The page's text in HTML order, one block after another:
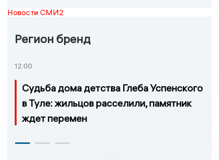
Новости СМИ2
Регион бренд
12:00
Судьба дома детства Глеба Успенского
в Туле: жильцов расселили, памятник
ждет перемен